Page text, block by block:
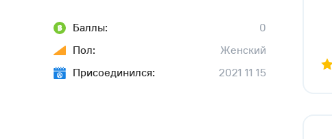
Баллы:
0
Пол:
Женский
Присоединился:
2021 11 15